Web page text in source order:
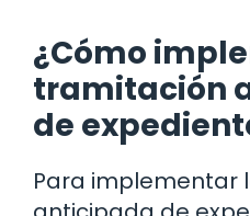
¿Cómo
tramitación
de
Para implementar